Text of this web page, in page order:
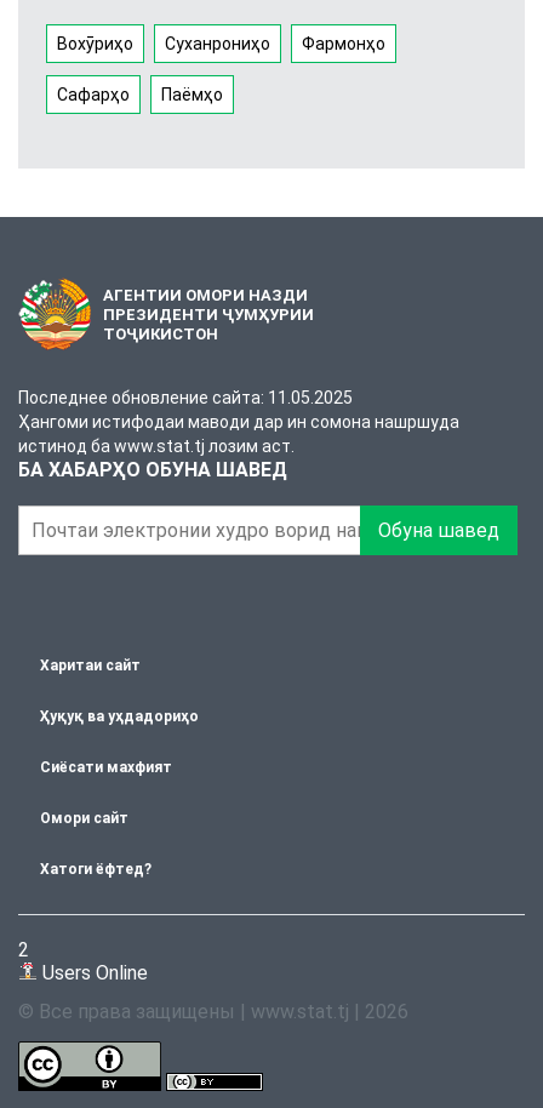
Вохӯриҳо Суханрониҳо Фармонҳо
Сафарҳо Паёмҳо
АГЕНТИИ ОМОРИ НАЗДИ
ПРЕЗИДЕНТИ ҶУМҲУРИИ
ТОҶИКИСТОН
Последнее обновление сайта: 11.05.2025
Ҳангоми истифодаи маводи дар ин сомона нашршуда
истинод ба www.stat.tj лозим аст.
БА ХАБАРҲО ОБУНА ШАВЕД
Обуна шавед
Харитаи сайт
Ҳуқуқ ва уҳдадориҳо
Сиёсати махфият
Омори сайт
Хатоги ёфтед?
2
Users Online
© Все права защищены | www.stat.tj | 2026